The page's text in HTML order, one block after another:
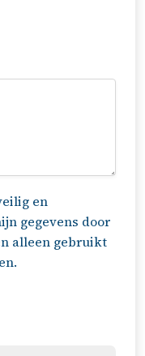
en
gegevens door
alleen gebruikt